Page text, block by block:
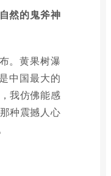
然的鬼斧神
。黄果树瀑
中国最大的
我仿佛能感
种震撼人心